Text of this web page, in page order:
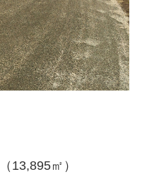
（13,895㎡）